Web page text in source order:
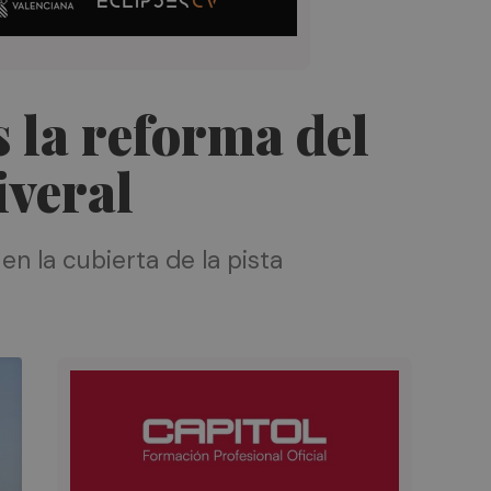
la reforma del
la cubierta de la pista